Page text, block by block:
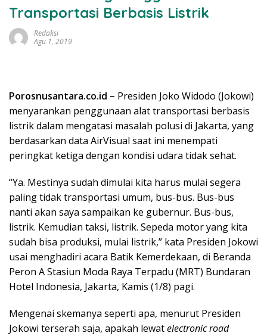
Transportasi Berbasis Listrik
Redaksi
Agu 1, 2019
Porosnusantara.co.id – Presiden Joko Widodo (Jokowi)
menyarankan penggunaan alat transportasi berbasis
listrik dalam mengatasi masalah polusi di Jakarta, yang
berdasarkan data AirVisual saat ini menempati
peringkat ketiga dengan kondisi udara tidak sehat.
“Ya. Mestinya sudah dimulai kita harus mulai segera
paling tidak transportasi umum, bus-bus. Bus-bus
nanti akan saya sampaikan ke gubernur. Bus-bus,
listrik. Kemudian taksi, listrik. Sepeda motor yang kita
sudah bisa produksi, mulai listrik,” kata Presiden Jokowi
usai menghadiri acara Batik Kemerdekaan, di Beranda
Peron A Stasiun Moda Raya Terpadu (MRT) Bundaran
Hotel Indonesia, Jakarta, Kamis (1/8) pagi.
Mengenai skemanya seperti apa, menurut Presiden
Jokowi terserah saja, apakah lewatelectronic road